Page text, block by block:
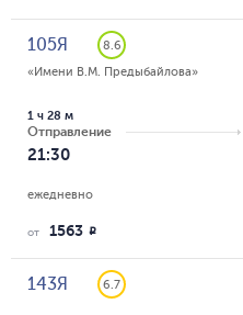
105Я
8.6
«Имени В.М. Предыбайлова»
Отправление
21:30
1 ч 28 м
ежедневно
от 1563 R
143Я 6.7